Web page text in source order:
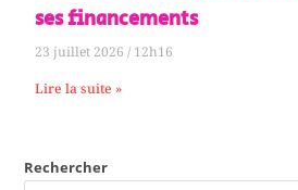
ses financements
23 juillet 202612h16
Lire la suite »
Rechercher